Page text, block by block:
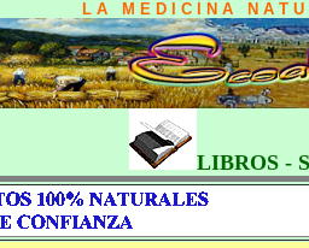
L A M E D I C I N A N A T
LIBROS -